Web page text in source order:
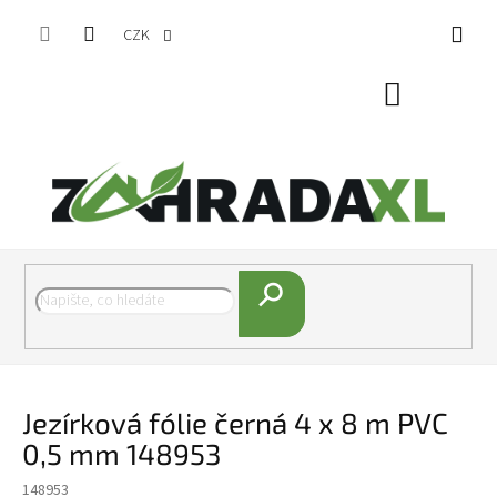
CZK
Hledat
Jezírková fólie černá 4 x 8 m PVC
0,5 mm 148953
148953